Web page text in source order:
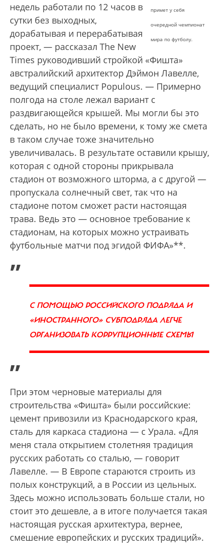
примет у себя
очередной чемпионат
мира по футболу.
недель работали по 12 часов в
сутки без выходных,
дорабатывая и перерабатывая
проект, — рассказал The New
Times руководивший стройкой «Фишта»
австралийский архитектор Дэймон Лавелле,
ведущий специалист Populous. — Примерно
полгода на столе лежал вариант с
раздвигающейся крышей. Мы могли бы это
сделать, но не было времени, к тому же смета
в таком случае тоже значительно
увеличивалась. В результате оставили крышу,
которая с одной стороны прикрывала
стадион от возможного шторма, а с другой —
пропускала солнечный свет, так что на
стадионе потом сможет расти настоящая
трава. Ведь это — основное требование к
стадионам, на которых можно устраивать
футбольные матчи под эгидой ФИФА»**.
„
С ПОМОЩЬЮ РОССИЙСКОГО ПОДРЯДА И
«ИНОСТРАННОГО» СУБПОДРЯДА ЛЕГЧЕ
ОРГАНИЗОВАТЬ КОРРУПЦИОННЫЕ СХЕМЫ
”
При этом черновые материалы для
строительства «Фишта» были российские:
цемент привозили из Краснодарского края,
сталь для каркаса стадиона — с Урала. «Для
меня стала открытием столетняя традиция
русских работать со сталью, — говорит
Лавелле. — В Европе стараются строить из
полых конструкций, а в России из цельных.
Здесь можно использовать больше стали, но
стоит это дешевле, а в итоге получается такая
настоящая русская архитектура, вернее,
смешение европейских и русских традиций».